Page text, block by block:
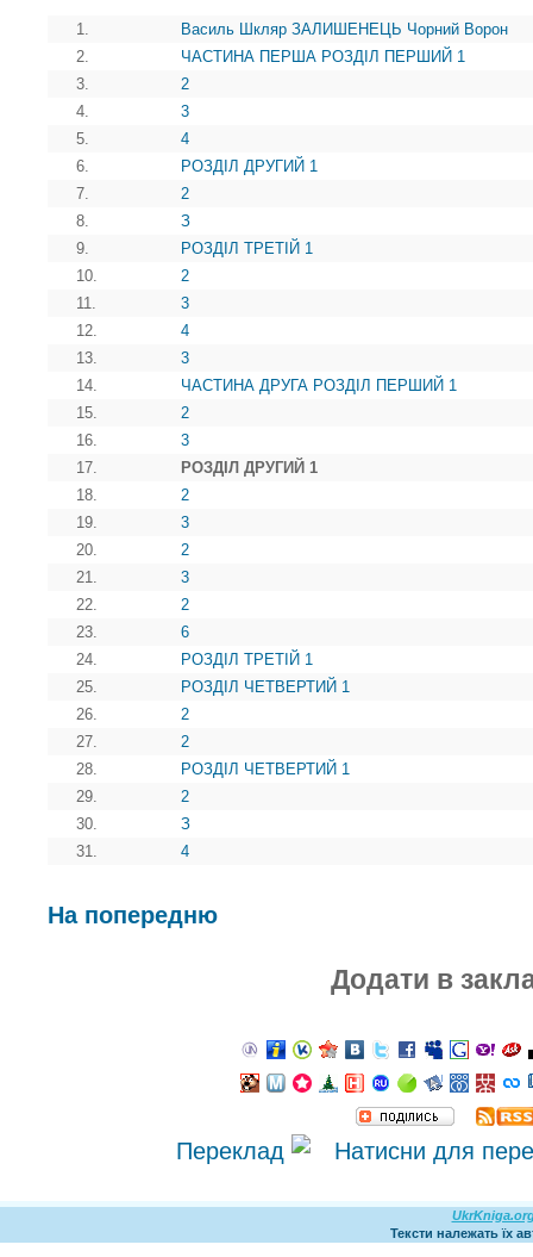
1.
Василь Шкляр ЗАЛИШЕНЕЦЬ Чорний Ворон
2.
ЧАСТИНА ПЕРША РОЗДІЛ ПЕРШИЙ 1
3.
2
4.
3
5.
4
6.
РОЗДІЛ ДРУГИЙ 1
7.
2
8.
З
9.
РОЗДІЛ ТРЕТІЙ 1
10.
2
11.
3
12.
4
13.
3
14.
ЧАСТИНА ДРУГА РОЗДІЛ ПЕРШИЙ 1
15.
2
16.
3
17.
РОЗДІЛ ДРУГИЙ 1
18.
2
19.
3
20.
2
21.
3
22.
2
23.
6
24.
РОЗДІЛ ТРЕТІЙ 1
25.
РОЗДІЛ ЧЕТВЕРТИЙ 1
26.
2
27.
2
28.
РОЗДІЛ ЧЕТВЕРТИЙ 1
29.
2
30.
З
31.
4
На попередню
Додати в
Переклад
Тексти належать їх